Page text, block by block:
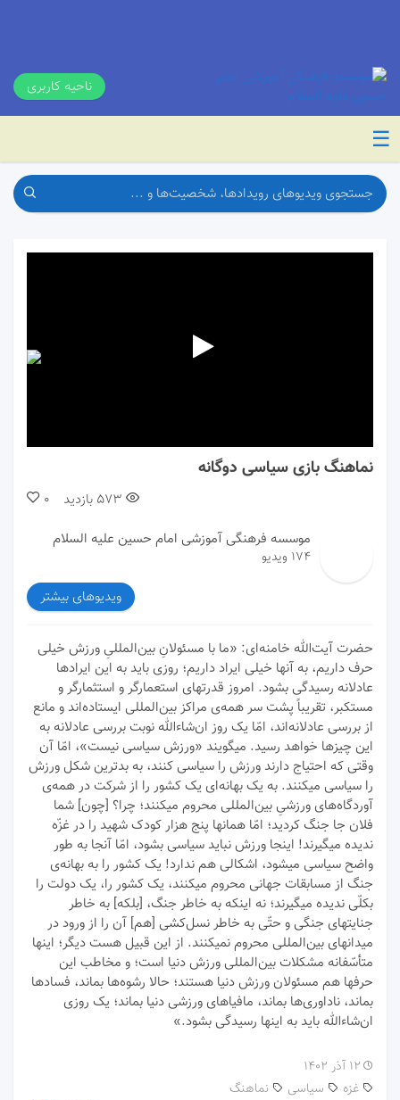
ناحیه کاربری
☰
نماهنگ بازی سیاسی دوگانه
0 573 بازدید
موسسه فرهنگی آموزشی امام حسین علیه السلام
174 ویدیو
ویدیوهای بیشتر
حضرت آیت‌الله خامنه‌ای: «ما با مسئولانِ بین‌المللیِ ورزش خیلی
حرف داریم، به آنها خیلی ایراد داریم؛ روزی باید به این ایرادها
عادلانه رسیدگی بشود. امروز قدرتهای استعمارگر و استثمارگر و
مستکبر، تقریباً پشت سر همه‌ی مراکز بین‌المللی ایستاده‌اند و مانع
از بررسی عادلانه‌اند، امّا یک روز ان‌شاءالله نوبت بررسی عادلانه به
این چیزها خواهد رسید. میگویند «ورزش سیاسی نیست»، امّا آن
وقتی که احتیاج دارند ورزش را سیاسی کنند، به بدترین شکل ورزش
را سیاسی میکنند. به یک بهانه‌ای یک کشور را از شرکت در همه‌ی
آوردگاه‌های ورزشیِ بین‌المللی محروم میکنند؛ چرا؟ [چون] شما
فلان جا جنگ کردید؛ امّا همانها پنج هزار کودک شهید را در غزّه
ندیده میگیرند! اینجا ورزش نباید سیاسی بشود، امّا آنجا به طور
واضح سیاسی میشود، اشکالی هم ندارد! یک کشور را به بهانه‌ی
جنگ از مسابقات جهانی محروم میکنند، یک کشور را، یک دولت را
بکلّی ندیده میگیرند؛ نه اینکه به ‌خاطر جنگ، [بلکه] به‌ خاطر
جنایتهای جنگی و حتّی به‌ خاطر نسل‌کشی [هم] آن را از ورود در
میدانها‌ی بین‌المللی محروم نمیکنند. از این قبیل هست دیگر؛ اینها
متأسّفانه مشکلات بین‌المللی ورزش دنیا است؛ و مخاطب این
حرفها هم مسئولان ورزش دنیا هستند؛ حالا رشوه‌ها بماند، فسادها
بماند، ناداوری‌ها بماند، مافیاهای ورزشی دنیا بماند؛ یک روزی
ان‌شاء‌الله باید به اینها رسیدگی بشود.»
۱۲ آذر ۱۴۰۲
سیاسی
غزه نماهنگ